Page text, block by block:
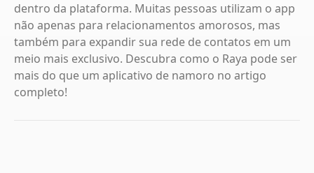
dentro da plataforma. Muitas pessoas utilizam o app
não apenas para relacionamentos amorosos, mas
também para expandir sua rede de contatos em um
meio mais exclusivo. Descubra como o Raya pode ser
mais do que um aplicativo de namoro no artigo
completo!